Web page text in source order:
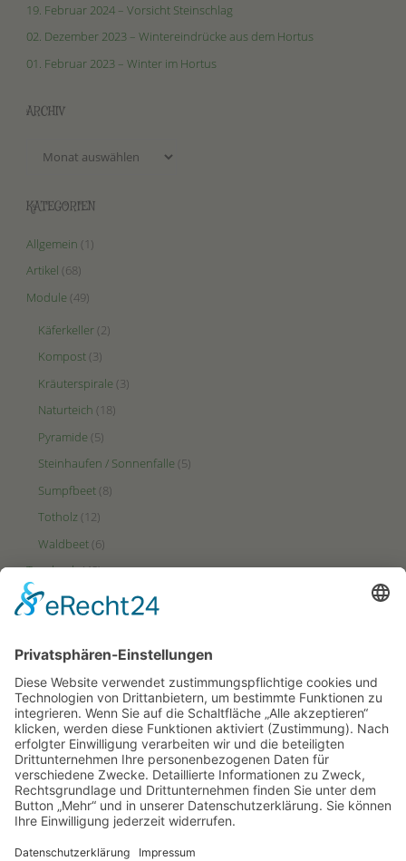
19. Februar 2024 – Vorsicht Steinschlag
02. Dezember 2023 – Wintereindrücke aus dem Hortus
01. Februar 2023 – Winter im Hortus
ARCHIV
KATEGORIEN
Allgemein (1)
Artikel (68)
Module (49)
Käferkeller(2)
Kompost(3)
Kräuterspirale (3)
Naturteich (18)
Pyramide (5)
Steinhaufen / Sonnenfalle (5)
Sumpfbeet(8)
Totholz (12)
Waldbeet(6)
Tagebuch(48)
Videos(2)
Ertrags-Zone(23)
HotSpot-Zone(27)
Puffer-Zone(9)
PARTNERSEITEN
Hortus-Netzwerk.de
Hortus-Insectorum.de